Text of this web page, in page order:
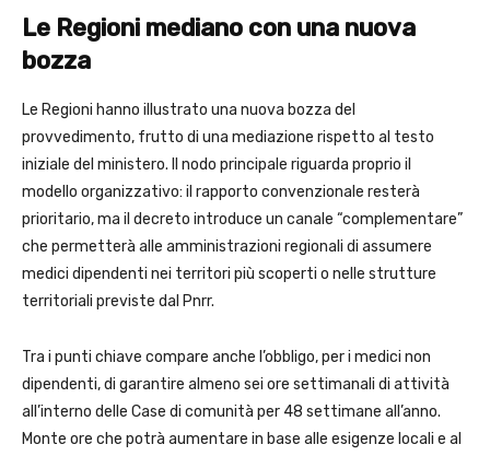
Le Regioni mediano con una nuova
bozza
Le Regioni hanno illustrato una nuova bozza del
provvedimento, frutto di una mediazione rispetto al testo
iniziale del ministero. Il nodo principale riguarda proprio il
modello organizzativo: il rapporto convenzionale resterà
prioritario, ma il decreto introduce un canale “complementare”
che permetterà alle amministrazioni regionali di assumere
medici dipendenti nei territori più scoperti o nelle strutture
territoriali previste dal Pnrr.
Tra i punti chiave compare anche l’obbligo, per i medici non
dipendenti, di garantire almeno sei ore settimanali di attività
all’interno delle Case di comunità per 48 settimane all’anno.
Monte ore che potrà aumentare in base alle esigenze locali e al